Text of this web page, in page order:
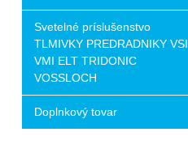
Svetelné príslušenstvo
TLMIVKY PREDRADNIKY VSI
VMI ELT TRIDONIC
VOSSLOCH
Doplnkový tovar